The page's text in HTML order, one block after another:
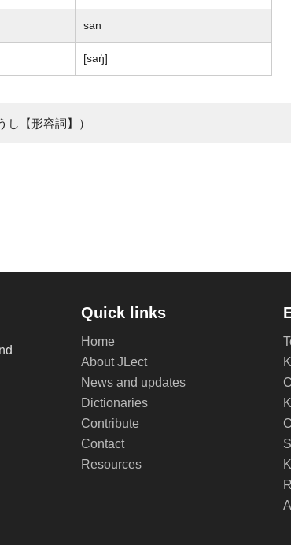
san
[saŋ̍]
し【形容詞】）
Quick links
Home
About JLect
News and updates
Dictionaries
Contribute
Contact
Resources